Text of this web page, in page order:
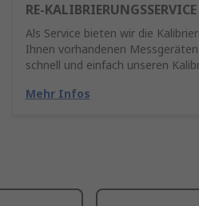
RE-KALIBRIERUNGSSERVICE
Als Service bieten wir die
Ihnen vorhandenen
schnell und einfach unseren
Mehr Infos